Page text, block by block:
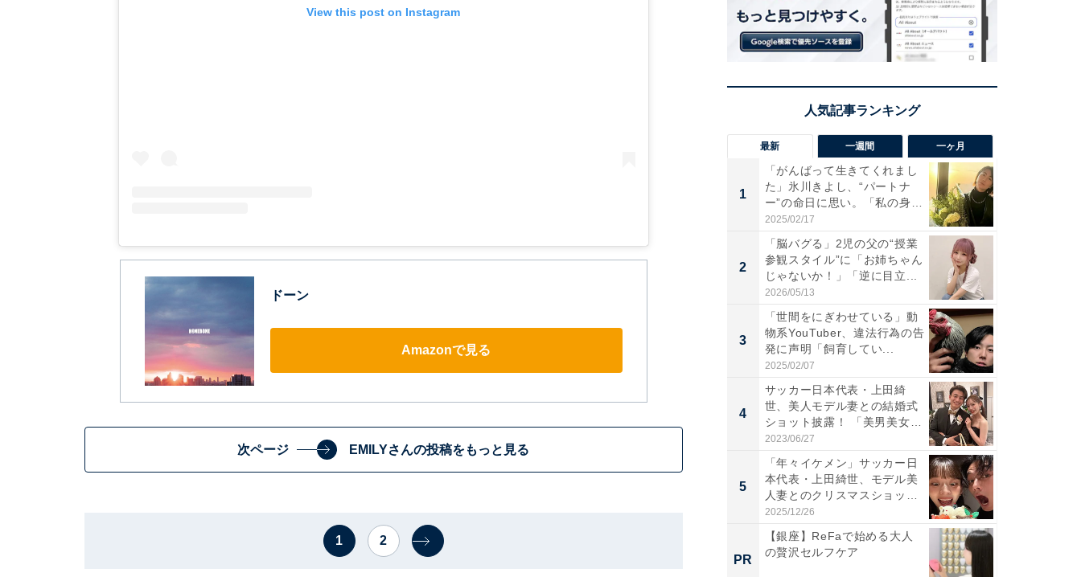
View this post on Instagram
ドーン
Amazonで見る
次ページ EMILYさんの投稿をもっと見る
1 2
最新 一週間 一ヶ月
1
「がんばって生きてくれまし
た」氷川きよし、“パートナ
ー”の命日に思い。「私の身
体...
2025/02/17
2
「脳バグる」2児の父の“授業
参観スタイル”に「お姉ちゃん
じゃないか！」「逆に目立...
2026/05/13
3
「世間をにぎわせている」動
物系YouTuber、違法行為の告
発に声明「飼育してい...
2025/02/07
4
サッカー日本代表・上田綺
世、美人モデル妻との結婚式
ショット披露！ 「美男美女」
「...
2023/06/27
5
「年々イケメン」サッカー日
本代表・上田綺世、モデル美
人妻とのクリスマスショット
に...
2025/12/26
PR
【銀座】ReFaで始める大人
の贅沢セルフケア